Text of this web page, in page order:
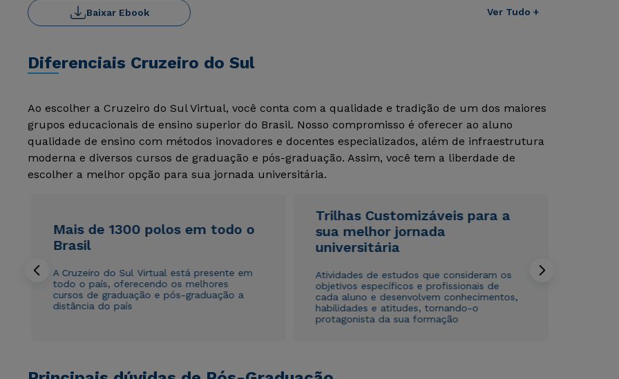
Ver Tudo +
Baixar Ebook
Diferenciais Cruzeiro do Sul
Ao escolher a Cruzeiro do Sul Virtual, você conta com a qualidade e tradição de um dos maiores
grupos educacionais de ensino superior do Brasil. Nosso compromisso é oferecer ao aluno
qualidade de ensino com métodos inovadores e docentes especializados, além de infraestrutura
moderna e diversos cursos de graduação e pós-graduação. Assim, você tem a liberdade de
escolher a melhor opção para sua jornada universitária.
Mais de 1300 polos em todo o
Brasil
A Cruzeiro do Sul Virtual está presente em
todo o país, oferecendo os melhores
cursos de graduação e pós-graduação a
distância do país
Trilhas Customizáveis para a
sua melhor jornada
universitária
Atividades de estudos que consideram os
objetivos específicos e profissionais de
cada aluno e desenvolvem conhecimentos,
habilidades e atitudes, tornando-o
protagonista da sua formação
Rápido e fácil
WhatsApp
Rápido e fácil
WhatsApp